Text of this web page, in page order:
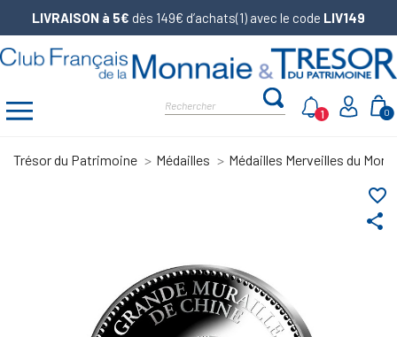
LIVRAISON à 5€ dès 149€ d’achats(1) avec le code LIV149
0
1
Trésor du Patrimoine Médailles Médailles Merveilles du
share
favorite_border